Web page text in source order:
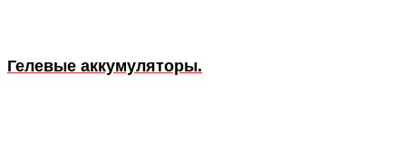
Гелевые аккумуляторы.